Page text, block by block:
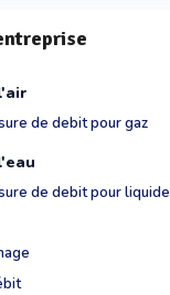
de debit pour gaz
de debit pour liquide